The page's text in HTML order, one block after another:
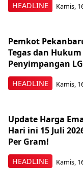
HEADLINE Kamis,
HEADLINE
Pemkot
Tegas dan
Penyimpangan
Kamis,
HEADLINE
Update Harga
Hari ini 15 Juli
Per Gram!
Kamis,